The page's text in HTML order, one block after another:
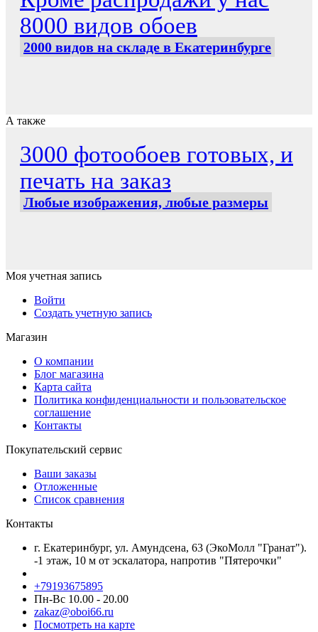
8000 видов обоев
2000 видов на складе в Екатеринбурге
А также
3000 фотообоев готовых, и
печать на заказ
Любые изображения, любые размеры
Моя учетная запись
Войти
Создать учетную запись
Магазин
О компании
Блог магазина
Карта сайта
Политика конфиденциальности и пользовательское
соглашение
Контакты
Покупательский сервис
Ваши заказы
Отложенные
Список сравнения
Контакты
г. Екатеринбург, ул. Амундсена, 63 (ЭкоМолл "Гранат").
-1 этаж, 10 м от эскалатора, напротив "Пятерочки"
+79193675895
Пн-Вс 10.00 - 20.00
zakaz@oboi66.ru
Посмотреть на карте